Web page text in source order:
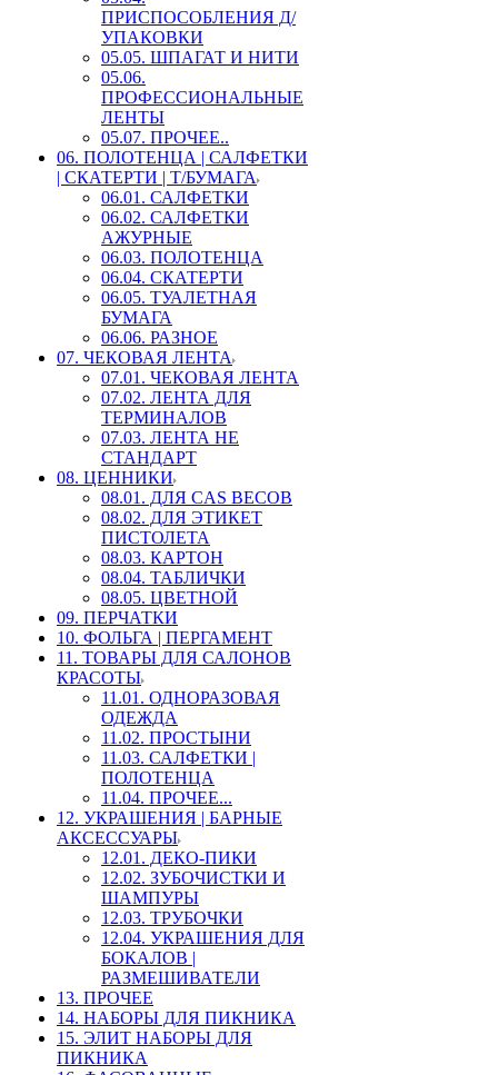
ПРИСПОСОБЛЕНИЯ Д/
УПАКОВКИ
05.05. ШПАГАТ И НИТИ
05.06.
ПРОФЕССИОНАЛЬНЫЕ
ЛЕНТЫ
05.07. ПРОЧЕЕ..
06. ПОЛОТЕНЦА | САЛФЕТКИ
| СКАТЕРТИ | Т/БУМАГА
06.01. САЛФЕТКИ
06.02. САЛФЕТКИ
АЖУРНЫЕ
06.03. ПОЛОТЕНЦА
06.04. СКАТЕРТИ
06.05. ТУАЛЕТНАЯ
БУМАГА
06.06. РАЗНОЕ
07. ЧЕКОВАЯ ЛЕНТА
07.01. ЧЕКОВАЯ ЛЕНТА
07.02. ЛЕНТА ДЛЯ
ТЕРМИНАЛОВ
07.03. ЛЕНТА НЕ
СТАНДАРТ
08. ЦЕННИКИ
08.01. ДЛЯ CAS ВЕСОВ
08.02. ДЛЯ ЭТИКЕТ
ПИСТОЛЕТА
08.03. КАРТОН
08.04. ТАБЛИЧКИ
08.05. ЦВЕТНОЙ
09. ПЕРЧАТКИ
10. ФОЛЬГА | ПЕРГАМЕНТ
11. ТОВАРЫ ДЛЯ САЛОНОВ
КРАСОТЫ
11.01. ОДНОРАЗОВАЯ
ОДЕЖДА
11.02. ПРОСТЫНИ
11.03. САЛФЕТКИ |
ПОЛОТЕНЦА
11.04. ПРОЧЕЕ...
12. УКРАШЕНИЯ | БАРНЫЕ
АКСЕССУАРЫ
12.01. ДЕКО-ПИКИ
12.02. ЗУБОЧИСТКИ И
ШАМПУРЫ
12.03. ТРУБОЧКИ
12.04. УКРАШЕНИЯ ДЛЯ
БОКАЛОВ |
РАЗМЕШИВАТЕЛИ
13. ПРОЧЕЕ
14. НАБОРЫ ДЛЯ ПИКНИКА
15. ЭЛИТ НАБОРЫ ДЛЯ
ПИКНИКА